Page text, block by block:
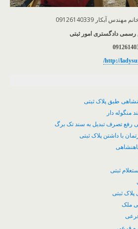
آبکار 09126140339
دادگستری امور ثبتی
http://
/
طبق پلاک ثبتی
دار
رفع تصرف تبدیل به سند تک برگ
با داشتن پلاک ثبتی
ثبتی
ثبتی
ملک